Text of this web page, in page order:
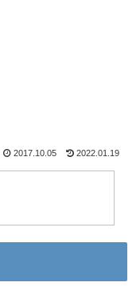
2017.10.05 2022.01.19